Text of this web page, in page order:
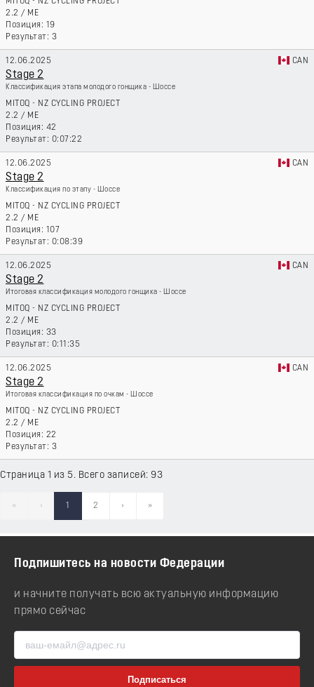
2.2 / ME
19
3
12.06.2025 CAN
Stage 2
Классификация этапа молодого гонщика - Шоссе
MITOQ - NZ CYCLING PROJECT
2.2 / ME
42
0:07:22
12.06.2025 CAN
Stage 2
Классификация по этапу - Шоссе
MITOQ - NZ CYCLING PROJECT
2.2 / ME
107
0:08:39
12.06.2025 CAN
Stage 2
Итоговая классификация молодого гонщика - Шоссе
MITOQ - NZ CYCLING PROJECT
2.2 / ME
33
0:11:35
12.06.2025 CAN
Stage 2
Итоговая классификация по очкам - Шоссе
MITOQ - NZ CYCLING PROJECT
2.2 / ME
22
3
Страница 1 из 5. Всего записей: 93
« ‹ 1 2 › »
Подпишитесь на новости Федерации
и начните получать всю актуальную информацию
прямо сейчас